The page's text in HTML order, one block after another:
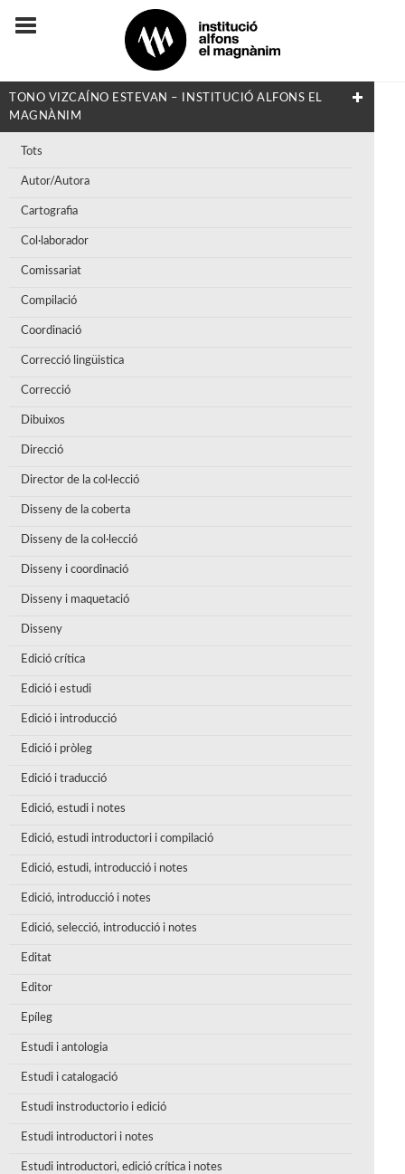
TONO VIZCAÍNO ESTEVAN – INSTITUCIÓ ALFONS EL
MAGNÀNIM
Tots
Autor/Autora
Cartografia
Col·laborador
Comissariat
Compilació
Coordinació
Correcció lingüistica
Correcció
Dibuixos
Direcció
Director de la col·lecció
Disseny de la coberta
Disseny de la col·lecció
Disseny i coordinació
Disseny i maquetació
Disseny
Edició crítica
Edició i estudi
Edició i introducció
Edició i pròleg
Edició i traducció
Edició, estudi i notes
Edició, estudi introductori i compilació
Edició, estudi, introducció i notes
Edició, introducció i notes
Edició, selecció, introducció i notes
Editat
Editor
Epíleg
Estudi i antologia
Estudi i catalogació
Estudi instroductorio i edició
Estudi introductori i notes
Estudi introductori, edició crítica i notes